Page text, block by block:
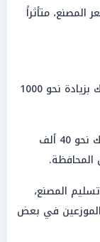
متأثراً
فروقات التوزيع: يصل سعر الطن إلى المستهلك بزيادة نحو 1000
الوصول إلى 40 ألفاً: يبلغ سعر الطن للمستهلك نحو 40 ألف
سعر نحو 38200 للطن تسليم المصنع،
لدى بعض الموزعين في بعض